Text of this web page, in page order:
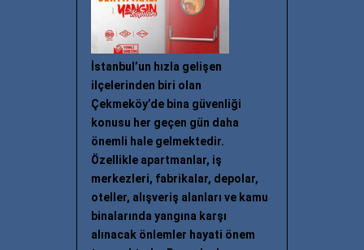
İstanbul’un hızla gelişen
ilçelerinden biri olan
Çekmeköy’de bina güvenliği
konusu her geçen gün daha
önemli hale gelmektedir.
Özellikle apartmanlar, iş
merkezleri, fabrikalar, depolar,
oteller, alışveriş alanları ve kamu
binalarında yangına karşı
alınacak önlemler hayati önem